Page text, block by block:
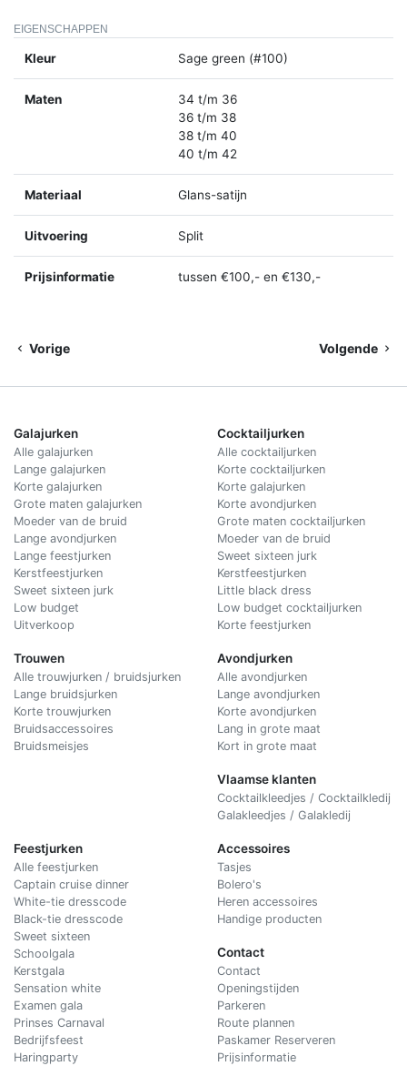
EIGENSCHAPPEN
Kleur Sage green (#100)
Maten
34 t/m 36
36 t/m 38
38 t/m 40
40 t/m 42
Materiaal Glans-satijn
Uitvoering Split
Prijsinformatie tussen €100,- en €130,-
Vorige Volgende
Galajurken
Alle galajurken
Lange galajurken
Korte galajurken
Grote maten galajurken
Moeder van de bruid
Lange avondjurken
Lange feestjurken
Kerstfeestjurken
Sweet sixteen jurk
Low budget
Uitverkoop
Trouwen
Alle trouwjurken / bruidsjurken
Lange bruidsjurken
Korte trouwjurken
Bruidsaccessoires
Bruidsmeisjes
Cocktailjurken
Alle cocktailjurken
Korte cocktailjurken
Korte galajurken
Korte avondjurken
Grote maten cocktailjurken
Moeder van de bruid
Sweet sixteen jurk
Kerstfeestjurken
Little black dress
Low budget cocktailjurken
Korte feestjurken
Avondjurken
Alle avondjurken
Lange avondjurken
Korte avondjurken
Lang in grote maat
Kort in grote maat
Vlaamse klanten
Cocktailkleedjes / Cocktailkledij
Galakleedjes / Galakledij
Feestjurken
Alle feestjurken
Captain cruise dinner
White-tie dresscode
Black-tie dresscode
Sweet sixteen
Schoolgala
Kerstgala
Sensation white
Examen gala
Prinses Carnaval
Bedrijfsfeest
Haringparty
Accessoires
Tasjes
Bolero's
Heren accessoires
Handige producten
Contact
Contact
Openingstijden
Parkeren
Route plannen
Paskamer Reserveren
Prijsinformatie